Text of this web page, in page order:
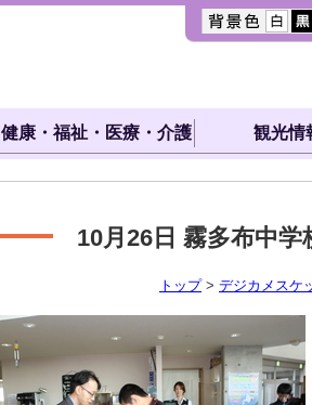
健康・福祉・医療・介護 観光情
10月26日 霧多布中学
トップ> デジカメスケ